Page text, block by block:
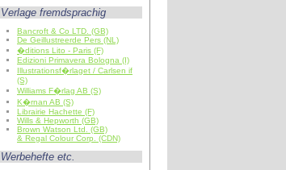
Verlage fremdsprachig
Bancroft & Co LTD. (GB)
De Geillustreerde Pers (NL)
�ditions Lito - Paris (F)
Edizioni Primavera Bologna (I)
Illustrationsf�rlaget / Carlsen if
(S)
Williams F�rlag AB (S)
K�rnan AB (S)
Librairie Hachette (F)
Wills & Hepworth (GB)
Brown Watson Ltd. (GB)
& Regal Colour Corp. (CDN)
Werbehefte etc.